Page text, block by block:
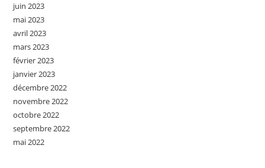
juin 2023
mai 2023
avril 2023
mars 2023
février 2023
janvier 2023
décembre 2022
novembre 2022
octobre 2022
septembre 2022
mai 2022